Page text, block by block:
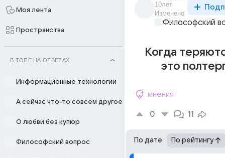
Моя лента
Пространства
В ТОПЕ НА ОТВЕТАХ
Информационные технологии
А сейчас что-то совсем другое
О любви без купюр
Философский вопрос
10лет
Изменено
Философский
Когда
это
мнения
0 11
По дате По рейтингу